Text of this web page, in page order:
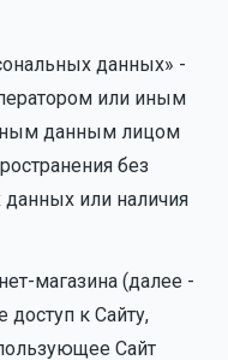
данных» -
или иным
данным лицом
без
данных или наличия
магазина (далее -
к Сайту,
Сайт